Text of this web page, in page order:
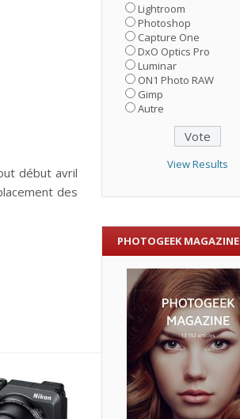
début avril
des
Lightroom
Photoshop
Capture One
DxO Optics Pro
Luminar
ON1 Photo RAW
Gimp
Autre
View Results
PHOTOGEEK MAGAZINE